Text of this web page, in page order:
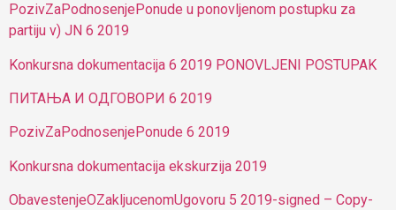
PozivZaPodnosenjePonude u ponovljenom postupku za
partiju v) JN 6 2019
Konkursna dokumentacija 6 2019 PONOVLJENI POSTUPAK
ПИТАЊА И ОДГОВОРИ 6 2019
PozivZaPodnosenjePonude 6 2019
Konkursna dokumentacija ekskurzija 2019
ObavestenjeOZakljucenomUgovoru 5 2019-signed – Copy-